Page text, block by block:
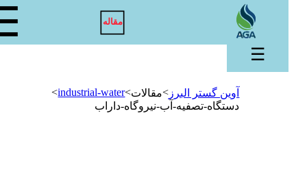
مقاله ☰
آوین گستر البرز >مقالات>
industrial-water
>
دستگاه-تصفیه-آب-نیروگاه-داراب